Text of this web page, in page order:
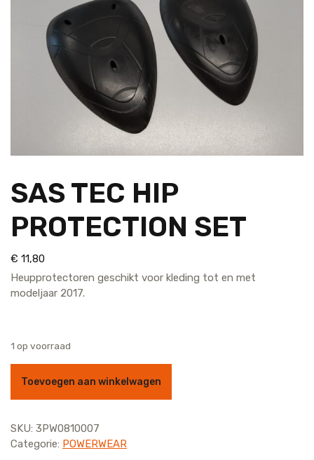
SAS TEC HIP
PROTECTION SET
€ 11,80
Heupprotectoren geschikt voor kleding tot en met
modeljaar 2017.
1 op voorraad
Toevoegen aan winkelwagen
SKU: 3PW0810007
Categorie: POWERWEAR